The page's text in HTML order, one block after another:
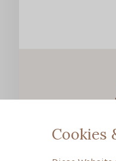
Cookies